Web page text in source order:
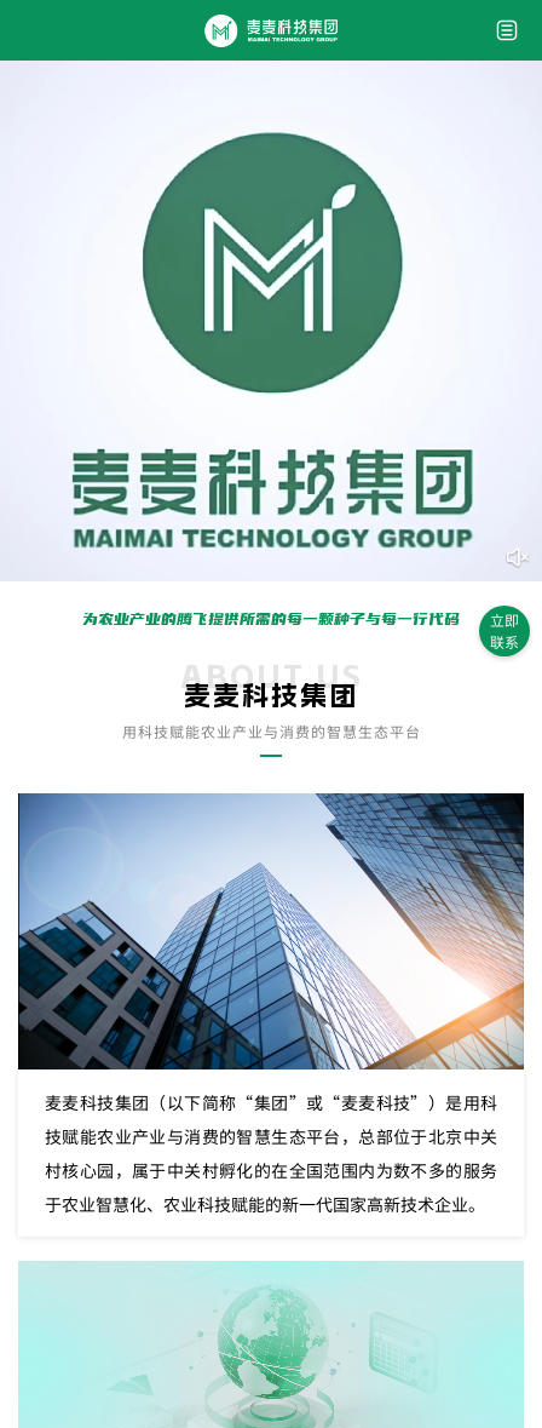
立即
联系
为农业产业的腾飞提供所需的每一颗种子与每一行代码
ABOUT US
麦麦科技集团
用科技赋能农业产业与消费的智慧生态平台
麦麦科技集团（以下简称“集团”或“麦麦科技”）是用科
技赋能农业产业与消费的智慧生态平台，总部位于北京中关
村核心园，属于中关村孵化的在全国范围内为数不多的服务
于农业智慧化、农业科技赋能的新一代国家高新技术企业。